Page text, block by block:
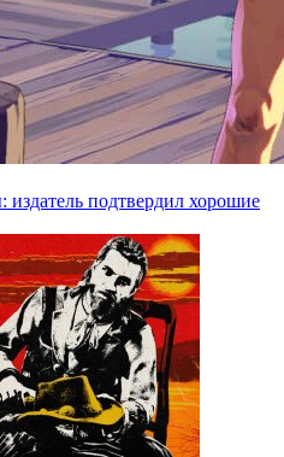
подтвердил хорошие